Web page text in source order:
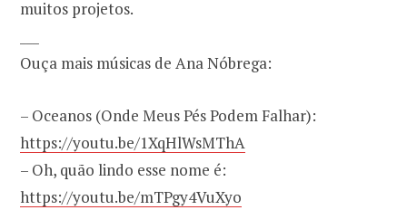
muitos projetos.
Ouça mais músicas de Ana Nóbrega:
– Oceanos (Onde Meus Pés Podem Falhar):
https://youtu.be/1XqHlWsMThA
– Oh, quão lindo esse nome é:
https://youtu.be/mTPgy4VuXyo